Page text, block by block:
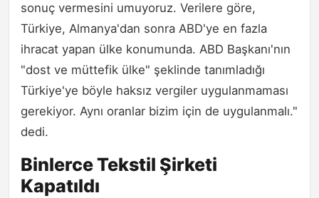
sonuç vermesini umuyoruz. Verilere göre,
Türkiye, Almanya'dan sonra ABD'ye en fazla
ihracat yapan ülke konumunda. ABD Başkanı'nın
"dost ve müttefik ülke" şeklinde tanımladığı
Türkiye'ye böyle haksız vergiler uygulanmaması
gerekiyor. Aynı oranlar bizim için de uygulanmalı."
dedi.
Binlerce Tekstil Şirketi
Kapatıldı